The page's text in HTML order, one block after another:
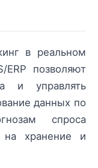
в реальном
позволяют
и управлять
данных по
спроса
на хранение и